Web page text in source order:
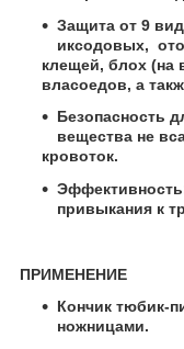
Защита от 9
иксодовых,
клещей, блох (на
власоедов, а
Безопасность
вещества не
кровоток.
привыкания к
ПРИМЕНЕНИЕ
Кончик тюбик-
ножницами.